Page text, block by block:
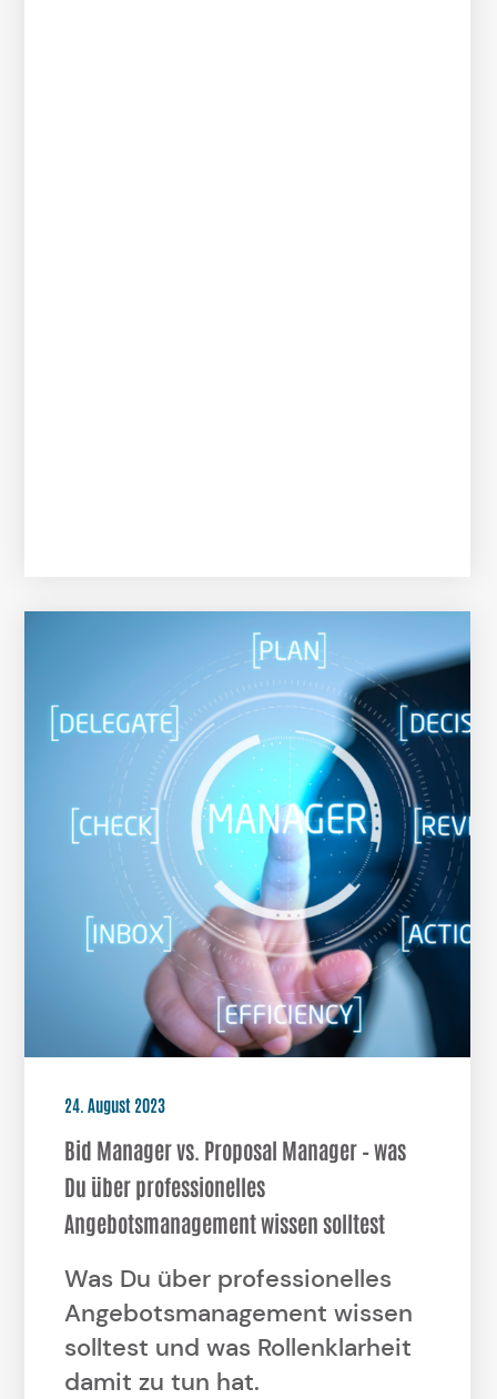
24. August 2023
Bid Manager vs. Proposal Manager – was
Du über professionelles
Angebotsmanagement wissen solltest
Was Du über professionelles
Angebotsmanagement wissen
solltest und was Rollenklarheit
damit zu tun hat.